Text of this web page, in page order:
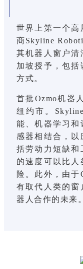
世界上第一个高
商Skyline
其机器人窗户清
加坡授予，包
方式。
首批Ozmo机器
纽约市。
能、机器学习和
感器相结合，以
括劳动力短缺和
的速度可以比
险。此外，由
有取代人类的窗
器人合作的未来。